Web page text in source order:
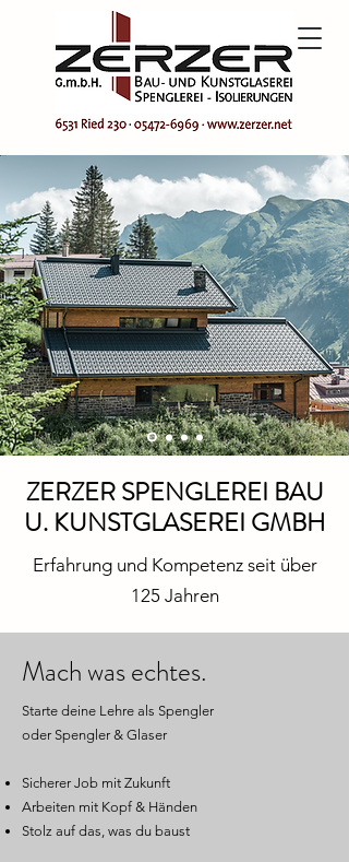
ZERZER SPENGLEREI BAU
U. KUNSTGLASEREI GMBH
Erfahrung und Kompetenz seit über
125 Jahren
Mach was echtes.
Starte deine Lehre als Spengler
oder Spengler & Glaser
Sicherer Job mit Zukunft
Arbeiten mit Kopf & Händen
Stolz auf das, was du baust